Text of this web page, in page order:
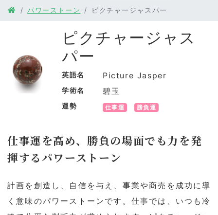
パワーストーン ピクチャージャスパー
ピクチャージャス
パー
英語名 Picture Jasper
学術名 碧玉
運勢 仕事運 勝負運
仕事運を高め、勝負の場面でも力を発
揮するパワーストーン
計画を創造し、自信を与え、事業や商売を成功に導
く意味のパワーストーンです。仕事では、いつも冷